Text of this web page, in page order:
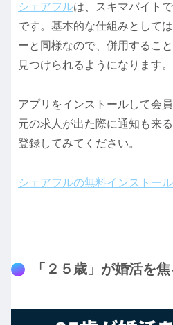
シェアフルは、スキマバイト
です。基本的な仕組みとして
ーと同様なので、併用するこ
見つけられるようになります。
アプリをインストールして会
元の求人が出た際に通知も来
登録してみてください。
シェアフルの無料インストール
「２５歳」が婚活を焦